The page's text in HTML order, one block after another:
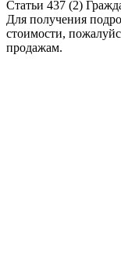
Статьи 437 (2)
Для получения
стоимости,
продажам.